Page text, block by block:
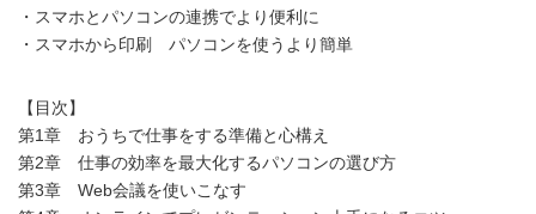
・スマホとパソコンの連携でより便利に
・スマホから印刷 パソコンを使うより簡単
【目次】
第1章 おうちで仕事をする準備と心構え
第2章 仕事の効率を最大化するパソコンの選び方
第3章 Web会議を使いこなす